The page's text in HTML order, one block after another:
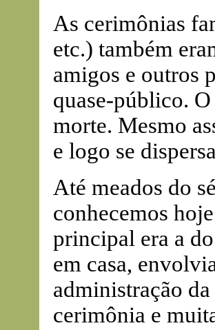
As cerimônias
etc.) também
amigos e outros
quase-público.
morte. Mesmo
e logo se
Até meados do
conhecemos
principal era a
em casa,
administração
cerimônia e